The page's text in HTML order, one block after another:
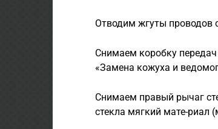
Отводим жгуты проводов
Снимаем коробку
«Замена кожуха и
Снимаем правый рычаг
стекла мягкий мате-риал